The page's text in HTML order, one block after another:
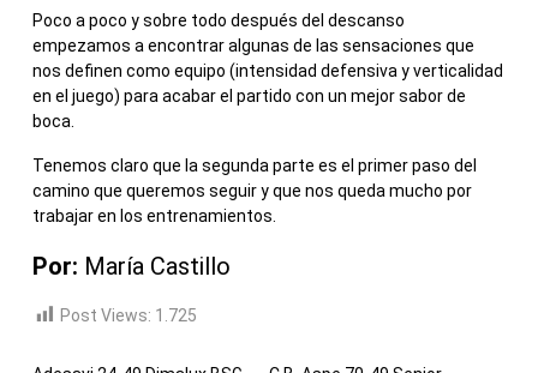
Poco a poco y sobre todo después del descanso
empezamos a encontrar algunas de las sensaciones que
nos definen como equipo (intensidad defensiva y verticalidad
en el juego) para acabar el partido con un mejor sabor de
boca.
Tenemos claro que la segunda parte es el primer paso del
camino que queremos seguir y que nos queda mucho por
trabajar en los entrenamientos.
Por: María Castillo
Post Views: 1.725